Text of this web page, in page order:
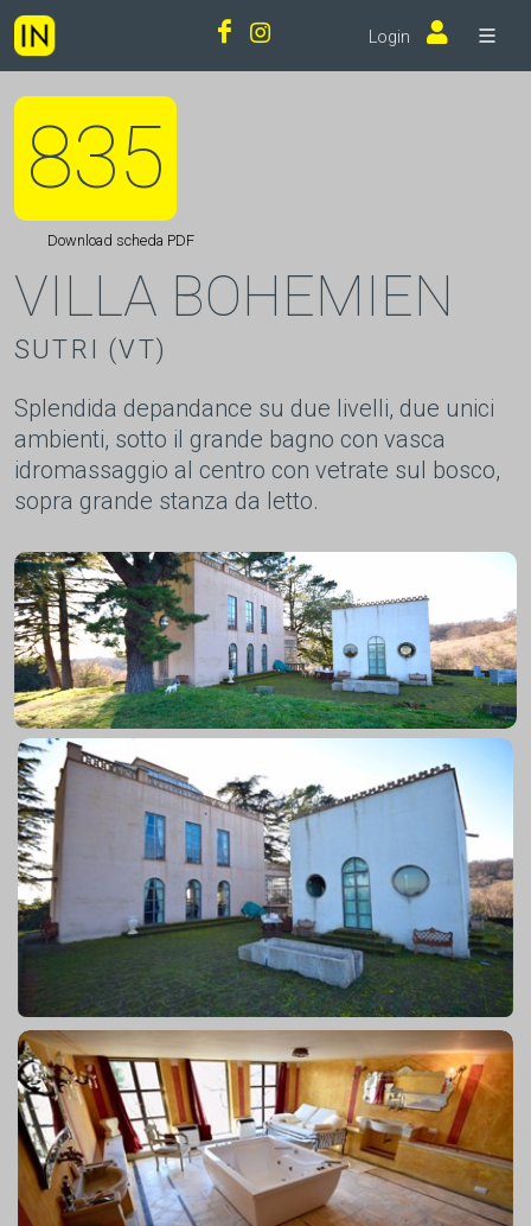
Login
835
Download scheda PDF
VILLA BOHEMIEN
SUTRI (VT)
Splendida depandance su due livelli, due unici
ambienti, sotto il grande bagno con vasca
idromassaggio al centro con vetrate sul bosco,
sopra grande stanza da letto.